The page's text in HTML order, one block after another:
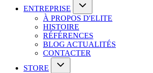
ENTREPRISE
À PROPOS D'ELITE
HISTOIRE
RÉFÉRENCES
BLOG ACTUALITÉS
CONTACTER
STORE